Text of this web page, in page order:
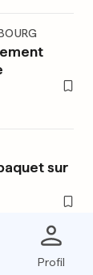
sur
Profil